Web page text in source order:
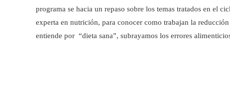
programa se hacia un repaso sobre los temas tratados en el
experta en nutrición, para conocer como trabajan la
entiende por “dieta sana”, subrayamos los errores